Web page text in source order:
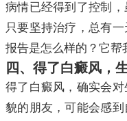
病情已经得到了控制
只要坚持治疗，总有
报告是怎么样的？它帮
四、得了白癜风，
得了白癜风，确实会
貌的朋友，可能会感